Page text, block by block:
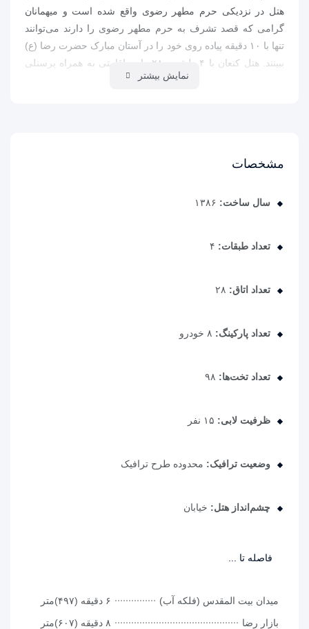
هتل در نزدیکی حرم مطهر رضوی واقع شده است و میهمانان
گرامی که قصد تشرف به حرم مطهر رضوی را دارند می‌توانند
تنها با ۱۰ دقیقه پیاده روی خود را در آستان مبارک حضرت رضا (ع)
ببینند. هتل کنعان با ۴ طبقه و ۲۸ واحد اقامتی به همراه پرسنلی
مجرب و آموزش دیده، مجموعه ای لوکس و مجلل محیطی آرام
نمایش بیشتر
مشخصات
سال ساخت: ۱۳۸۶
تعداد طبقات: ۴
تعداد اتاق: ۲۸
تعداد پارکینگ: ۸ خودرو
تعداد تخت‌ها: ۹۸
ظرفیت لابی: ۱۵ نفر
وضعیت ترافیک: محدوده طرح ترافیک
چشم‌انداز هتل: خیابان
فاصله تا ...
میدان بیت المقدس (فلکه آب)
۶ دقیقه (۴۹۷)متر
بازار رضا
۸ دقیقه (۶۰۷)متر